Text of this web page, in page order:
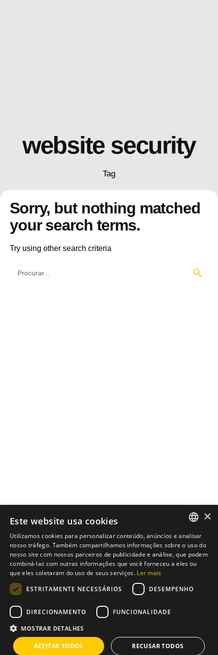
website security
Tag
Sorry, but nothing matched
your search terms.
Try using other search criteria
Instagram/Whatsapp
Tens uma ideia?
Nós temos a solução
info@brixius.pt
Carreira
ENGLISH
PT
×
Este website usa cookies
Utilizamos cookies para personalizar conteúdo, anúncios e analisar
nosso tráfego. Também compartilhamos informações sobre o uso do
nosso site com nossos parceiros de publicidade e análise, que podem
combiná-las com outras informações que você forneceu a eles ou
que eles coletaram do uso de seus serviços. Ler mais
ESTRITAMENTE NECESSÁRIOS
DESEMPENHO
DIRECIONAMENTO FUNCIONALIDADE
MOSTRAR DETALHES
ACEITAR TODOS RECUSAR TODOS